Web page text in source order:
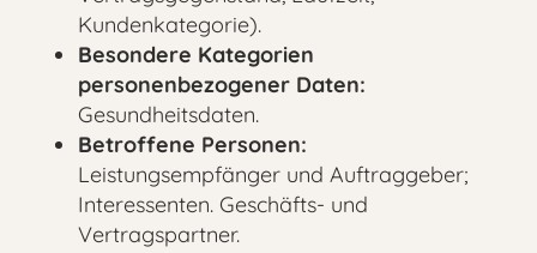
Kundenkategorie).
Besondere Kategorien
personenbezogener Daten:
Gesundheitsdaten.
Betroffene Personen:
Leistungsempfänger und Auftraggeber;
Interessenten. Geschäfts- und
Vertragspartner.